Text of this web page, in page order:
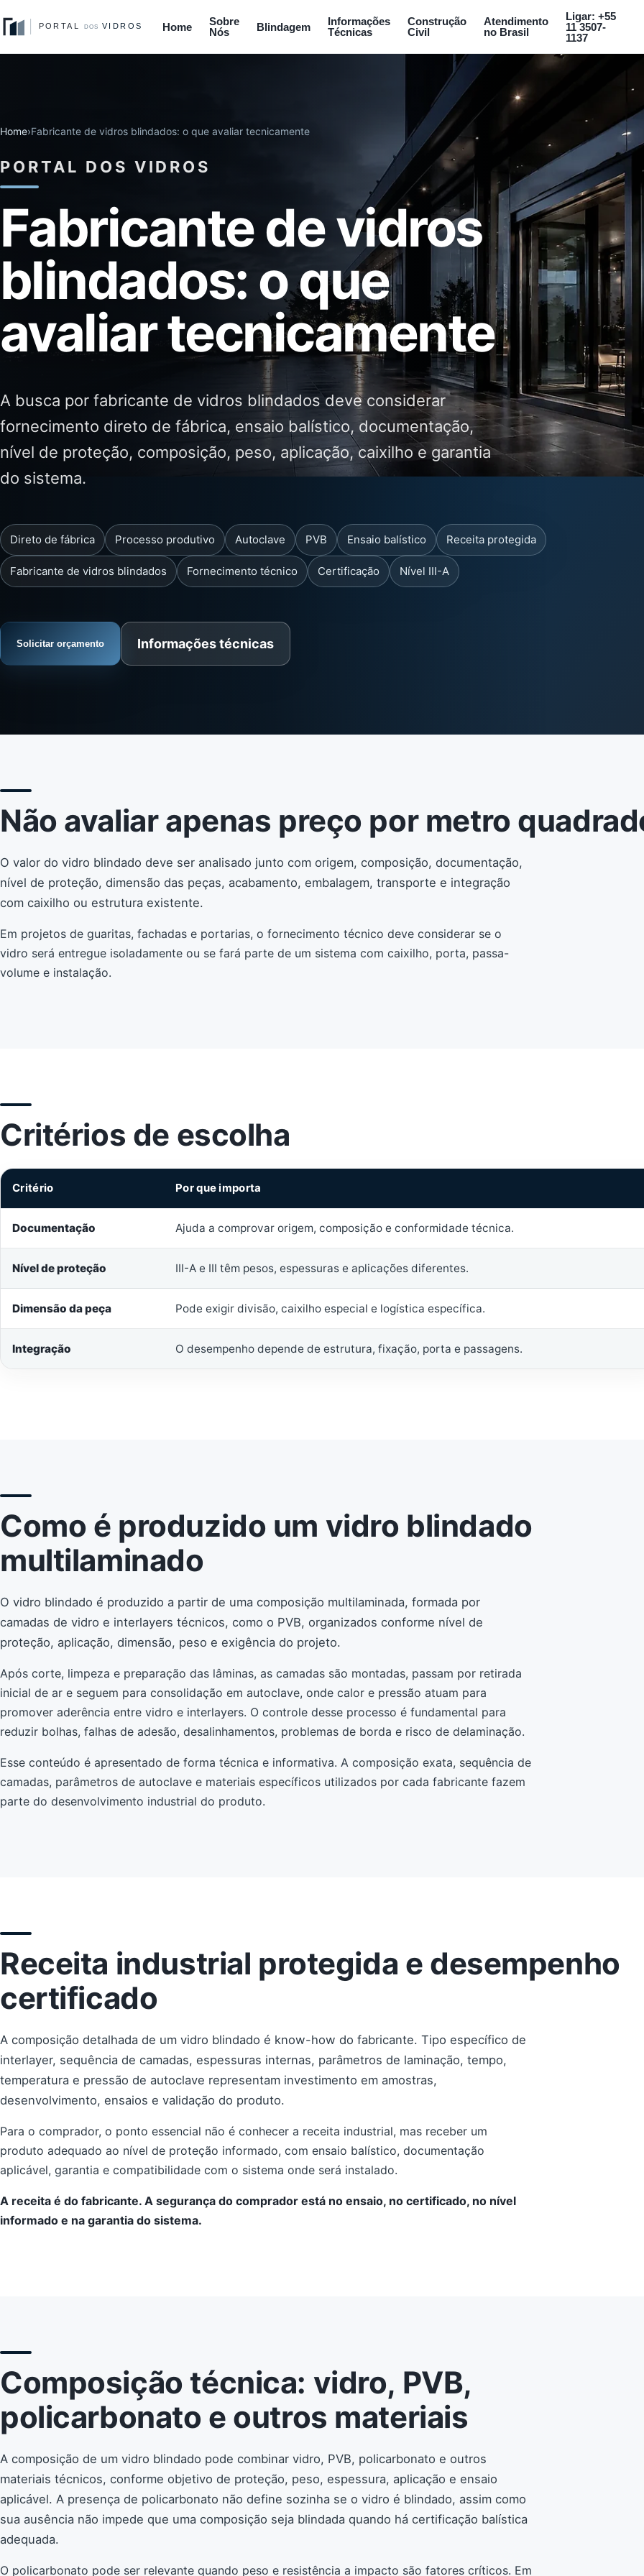
Home
Sobre
Nós
Blindagem
Informações
Técnicas
Construção
Civil
Atendimento
no Brasil
Ligar: +55
11 3507-
1137
Home›Fabricante de vidros blindados: o que avaliar tecnicamente
PORTAL DOS VIDROS
Fabricante de vidros
blindados: o que
avaliar tecnicamente
A busca por fabricante de vidros blindados deve considerar
fornecimento direto de fábrica, ensaio balístico, documentação,
nível de proteção, composição, peso, aplicação, caixilho e garantia
do sistema.
Direto de fábrica Processo produtivo Autoclave PVB Ensaio balístico Receita protegida
Fabricante de vidros blindados Fornecimento técnico Certificação Nível III-A
Solicitar orçamento Informações técnicas
Não avaliar apenas preço por metro
O valor do vidro blindado deve ser analisado junto com origem, composição, documentação,
nível de proteção, dimensão das peças, acabamento, embalagem, transporte e integração
com caixilho ou estrutura existente.
Em projetos de guaritas, fachadas e portarias, o fornecimento técnico deve considerar se o
vidro será entregue isoladamente ou se fará parte de um sistema com caixilho, porta, passa-
volume e instalação.
Critérios de escolha
Critério Por que importa
Documentação Ajuda a comprovar origem, composição e conformidade técnica.
Nível de proteção III-A e III têm pesos, espessuras e aplicações diferentes.
Dimensão da peça Pode exigir divisão, caixilho especial e logística específica.
Integração O desempenho depende de estrutura, fixação, porta e passagens.
Como é produzido um vidro blindado
multilaminado
O vidro blindado é produzido a partir de uma composição multilaminada, formada por
camadas de vidro e interlayers técnicos, como o PVB, organizados conforme nível de
proteção, aplicação, dimensão, peso e exigência do projeto.
Após corte, limpeza e preparação das lâminas, as camadas são montadas, passam por retirada
inicial de ar e seguem para consolidação em autoclave, onde calor e pressão atuam para
promover aderência entre vidro e interlayers. O controle desse processo é fundamental para
reduzir bolhas, falhas de adesão, desalinhamentos, problemas de borda e risco de delaminação.
Esse conteúdo é apresentado de forma técnica e informativa. A composição exata, sequência de
camadas, parâmetros de autoclave e materiais específicos utilizados por cada fabricante fazem
parte do desenvolvimento industrial do produto.
Receita industrial protegida e desempenho
certificado
A composição detalhada de um vidro blindado é know-how do fabricante. Tipo específico de
interlayer, sequência de camadas, espessuras internas, parâmetros de laminação, tempo,
temperatura e pressão de autoclave representam investimento em amostras,
desenvolvimento, ensaios e validação do produto.
Para o comprador, o ponto essencial não é conhecer a receita industrial, mas receber um
produto adequado ao nível de proteção informado, com ensaio balístico, documentação
aplicável, garantia e compatibilidade com o sistema onde será instalado.
A receita é do fabricante. A segurança do comprador está no ensaio, no certificado, no nível
informado e na garantia do sistema.
Composição técnica: vidro, PVB,
policarbonato e outros materiais
A composição de um vidro blindado pode combinar vidro, PVB, policarbonato e outros
materiais técnicos, conforme objetivo de proteção, peso, espessura, aplicação e ensaio
aplicável. A presença de policarbonato não define sozinha se o vidro é blindado, assim como
sua ausência não impede que uma composição seja blindada quando há certificação balística
adequada.
O policarbonato pode ser relevante quando peso e resistência a impacto são fatores críticos. Em